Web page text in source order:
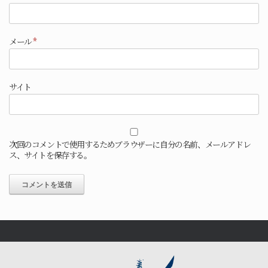
メール*
サイト
次回のコメントで使用するためブラウザーに自分の名前、メールアドレ
ス、サイトを保存する。